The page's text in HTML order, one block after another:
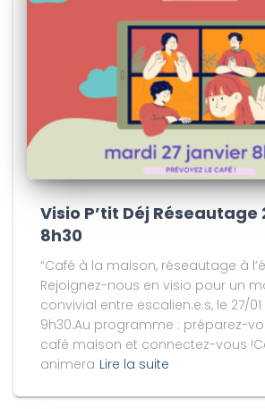
Visio P’tit Déj Réseautage
8h30
“Café à la maison, réseautage à
Rejoignez-nous en visio pour un
convivial entre escalien.e.s, le 27/
9h30.Au programme : préparez-
café maison et connectez-vous
animera Lire la suite